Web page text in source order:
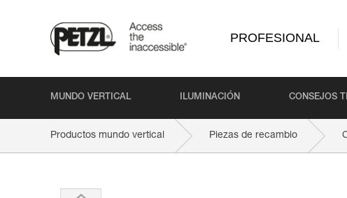
PROFESIONAL
MUNDO VERTICAL ILUMINACIÓN CONSEJOS
Productos mundo vertical Piezas de recambio